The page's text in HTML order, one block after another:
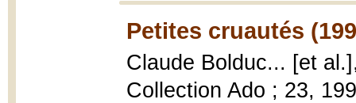
Petites cruautés
Claude Bolduc... [et
Collection Ado ; 23,